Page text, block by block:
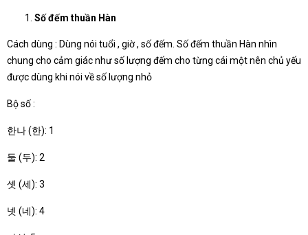
Số đếm thuần Hàn
Cách dùng : Dùng nói tuổi , giờ , số đếm. Số đếm thuần Hàn nhìn
chung cho cảm giác như số lượng đếm cho từng cái một nên chủ yếu
được dùng khi nói về số lượng nhỏ
Bộ số :
한나 (한): 1
둘 (두): 2
셋 (세): 3
넷 (네): 4